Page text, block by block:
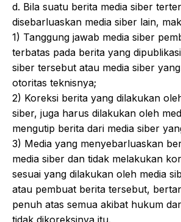
d. Bila suatu berita media siber
disebarluaskan media siber lain,
1) Tanggung jawab media siber
terbatas pada berita yang
siber tersebut atau media siber
otoritas teknisnya;
2) Koreksi berita yang dilakukan
siber, juga harus dilakukan oleh
mengutip berita dari media siber
3) Media yang menyebarluaskan
media siber dan tidak melakukan
sesuai yang dilakukan oleh media
atau pembuat berita tersebut,
penuh atas semua akibat hukum